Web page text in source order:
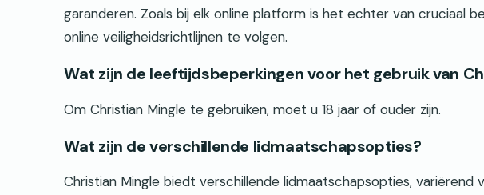
garanderen. Zoals bij elk online platform is het echter van cruciaal
online veiligheidsrichtlijnen te volgen.
Wat zijn de leeftijdsbeperkingen voor het gebruik van
Om Christian Mingle te gebruiken, moet u 18 jaar of ouder zijn.
Wat zijn de verschillende lidmaatschapsopties?
Christian Mingle biedt verschillende lidmaatschapsopties, variërend